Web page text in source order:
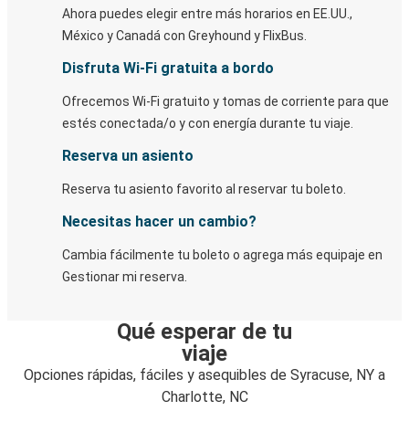
Ahora puedes elegir entre más horarios en EE.UU.,
México y Canadá con Greyhound y FlixBus.
Disfruta Wi-Fi gratuita a bordo
Ofrecemos Wi-Fi gratuito y tomas de corriente para que
estés conectada/o y con energía durante tu viaje.
Reserva un asiento
Reserva tu asiento favorito al reservar tu boleto.
Necesitas hacer un cambio?
Cambia fácilmente tu boleto o agrega más equipaje en
Gestionar mi reserva.
Qué esperar de tu
viaje
Opciones rápidas, fáciles y asequibles de Syracuse, NY a
Charlotte, NC